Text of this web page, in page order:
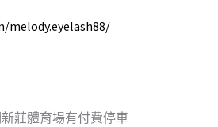
melody.eyelash88/
莊體育場有付費停車